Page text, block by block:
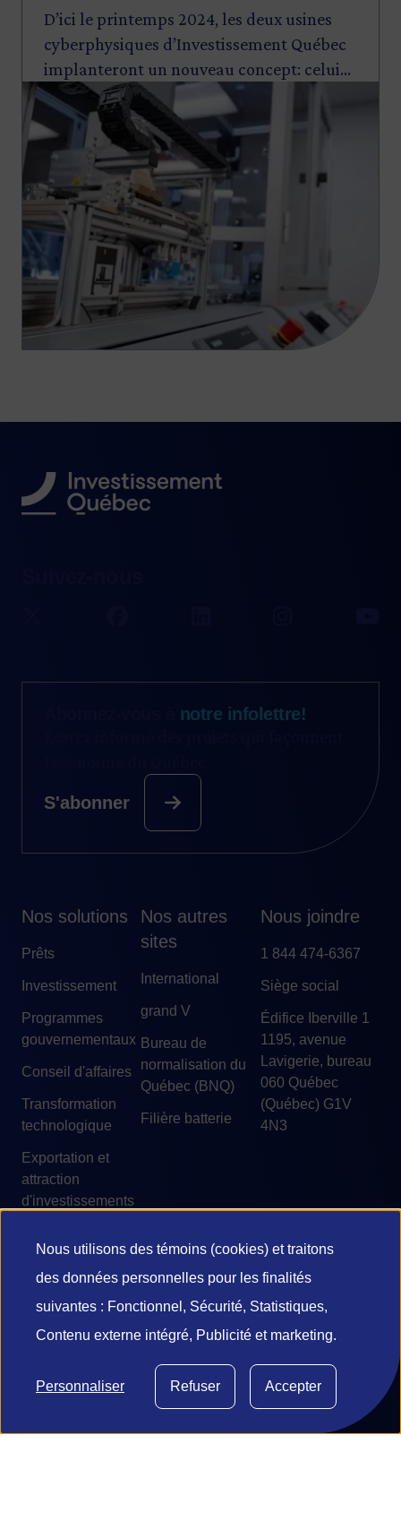
D’ici le printemps 2024, les deux usines
cyberphysiques d’Investissement Québec
implanteront un nouveau concept: celui
du «jumeau numérique», qui leur
permettra d’accélérer le pas vers ce qu’on
appelle l’Industrie 4.0.
Image
Nos solutions
Prêts
Investissement
Programmes
gouvernementaux
Conseil d'affaires
Transformation
technologique
Exportation et
attraction
d'investissements
Stratégies de
main-d’œuvre
Certification
Nos autres
sites
International
grand V
Bureau de
normalisation du
Québec (BNQ)
Filière batterie
Nous joindre
1 844 474-6367
Siège social
Édifice Iberville 1
1195, avenue
Lavigerie, bureau
060 Québec
(Québec) G1V
4N3
notre infolettre!
S'abonner
© 2026 Investissement Québec
Utilisation
des
données
personnelles
Nous utilisons des témoins (cookies) et traitons
des données personnelles pour les finalités
suivantes : Fonctionnel, Sécurité, Statistiques,
Contenu externe intégré, Publicité et marketing.
Personnaliser Refuser Accepter